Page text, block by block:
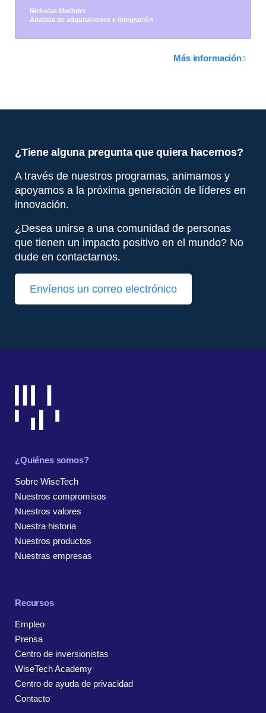
Nicholas Mechtler
Analista de adquisiciones e integración
Más información
¿Tiene alguna pregunta que quiera hacernos?
A través de nuestros programas, animamos y
apoyamos a la próxima generación de líderes en
innovación.
¿Desea unirse a una comunidad de personas
que tienen un impacto positivo en el mundo? No
dude en contactarnos.
Envíenos un correo electrónico
¿Quiénes somos?
Sobre WiseTech
Nuestros compromisos
Nuestros valores
Nuestra historia
Nuestros productos
Nuestras empresas
Recursos
Empleo
Prensa
Centro de inversionistas
WiseTech Academy
Centro de ayuda de privacidad
Contacto